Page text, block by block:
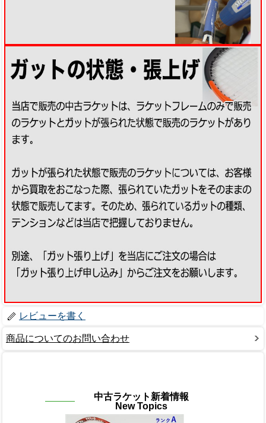
レビューを書く
商品についてのお問い合わせ
中古ラケット新着情報
New Topics